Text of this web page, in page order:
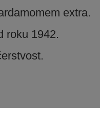
extra.
roku 1942.
.